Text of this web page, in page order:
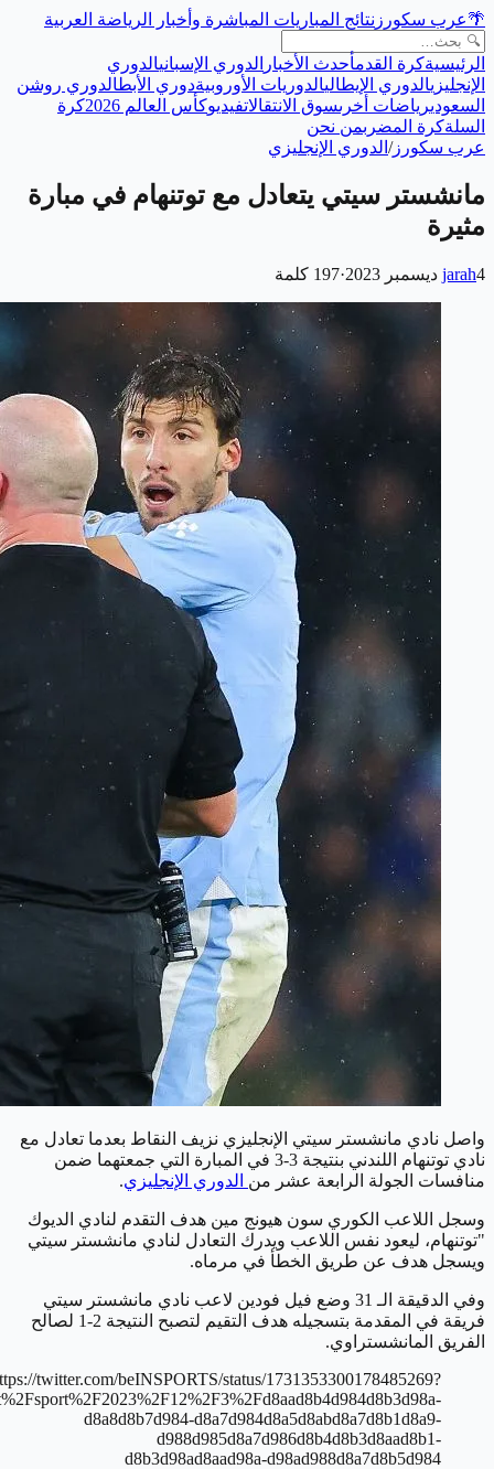
🌴عرب سكورز نتائج المباريات المباشرة وأخبار الرياضة العربية
الرئيسيةكرة القدمأحدث الأخبار الدوري الإسبانيالدوري
الإنجليزيالدوري الإيطاليالدوريات الأوروبيةدوري الأبطالدوري روشن
السعوديرياضات أخرىسوق الانتقالاتفيديوكأس العالم 2026
كرة
السلةكرة المضربمن نحن
عرب سكورز/ الدوري الإنجليزي
مانشستر سيتي يتعادل مع توتنهام في مبارة
مثيرة
jarah4 ديسمبر 2023 ·
197 كلمة
واصل نادي مانشستر سيتي الإنجليزي نزيف النقاط بعدما تعادل مع
نادي توتنهام اللندني بنتيجة 3-3 في المبارة التي جمعتهما ضمن
منافسات الجولة الرابعة عشر من الدوري الإنجليزي.
وسجل اللاعب الكوري سون هيونج مين هدف التقدم لنادي الديوك
"توتنهام، ليعود نفس اللاعب ويدرك التعادل لنادي مانشستر سيتي
ويسجل هدف عن طريق الخطأ في مرماه.
وفي الدقيقة الـ 31 وضع فيل فودين لاعب نادي مانشستر سيتي
فريقة في المقدمة بتسجيله هدف التقيم لتصبح النتيجة 2-1 لصالح
الفريق المانشستراوي.
twitter.com/beINSPORTS/status/1731353300178485269?
d8a8d8b7d984-d8a7d984d8a5d8abd8a7d8b1d8a9-
d988d985d8a7d986d8b4d8b3d8aad8b1-
d8b3d98ad8aad98a-d98ad988d8a7d8b5d984